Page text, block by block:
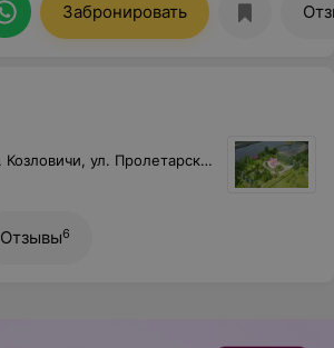
Забронировать
Гродненская обл., д. Козловичи, ул. Пролетарская, 73
Отзывы6